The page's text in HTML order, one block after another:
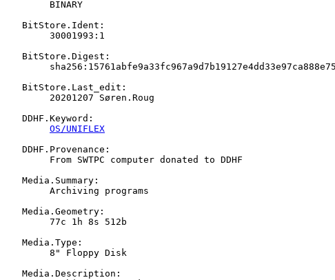
   BitStore.Ident:
   BitStore.Digest:
   BitStore.Last_edit:
   DDHF.Keyword:
OS/UNIFLEX
   DDHF.Provenance:
   Media.Summary:
   Media.Geometry:
   Media.Type:
   Media.Description: